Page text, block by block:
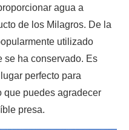
agua a
de los Milagros. De la
utilizado
se ha conservado. Es
perfecto para
que puedes agradecer
presa.